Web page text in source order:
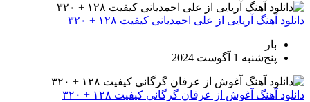
دانلود آهنگ آریایی از علی احمدیانی کیفیت ۱۲۸ + ۳۲۰
بار
پنج‌شنبه 1 آگوست 2024
دانلود آهنگ آغوش از عرفان گرگانی کیفیت ۱۲۸ + ۳۲۰